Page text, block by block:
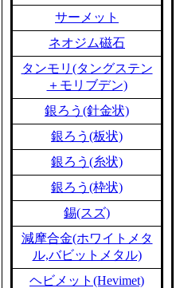
サーメット
ネオジム磁石
タンモリ(タングステン
＋モリブデン)
銀ろう(針金状)
銀ろう(板状)
銀ろう(糸状)
銀ろう(枠状)
錫(スズ)
減摩合金(ホワイトメタ
ル,バビットメタル)
ヘビメット(Hevimet)